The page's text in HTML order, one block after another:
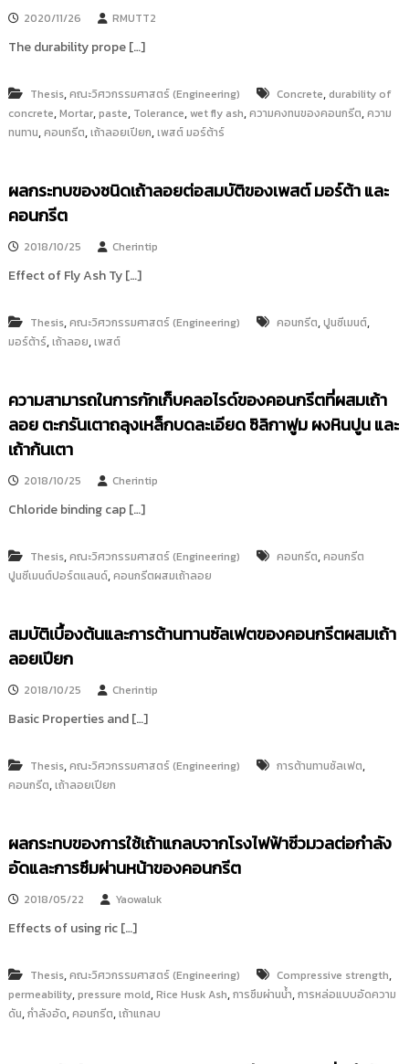
t
o
y
:
ง
ข้
มู
ล
า
น
ย
ธั
บุ
2020/11/26 RMUTT2
The durability prope […]
Thesis,คณะวิศวกรรมศาสตร์ (Engineering) Concrete,durability of
concrete,Mortar,paste, Tolerance,wet fly ash,ความคงทนของคอนกรีต,ความ
ทนทาน,คอนกรีต,เถ้าลอยเปียก,เพสต์ มอร์ต้าร์
ผลกระทบของชนิดเถ้าลอยต่อสมบัติของเพสต์ มอร์ต้า และ
คอนกรีต
2018/10/25 Cherintip
Effect of Fly Ash Ty […]
Thesis,คณะวิศวกรรมศาสตร์ (Engineering) คอนกรีต,ปูนซีเมนต์,
มอร์ต้าร์,เถ้าลอย,เพสต์
ความสามารถในการกักเก็บคลอไรด์ของคอนกรีตที่ผสมเถ้า
ลอย ตะกรันเตาถลุงเหล็กบดละเอียด ซิลิกาฟูม ผงหินปูน และ
เถ้าก้นเตา
2018/10/25 Cherintip
Chloride binding cap […]
Thesis,คณะวิศวกรรมศาสตร์ (Engineering) คอนกรีต,คอนกรีต
ปูนซีเมนต์ปอร์ตแลนด์,คอนกรีตผสมเถ้าลอย
สมบัติเบื้องต้นและการต้านทานซัลเฟตของคอนกรีตผสมเถ้า
ลอยเปียก
2018/10/25 Cherintip
Basic Properties and […]
Thesis,คณะวิศวกรรมศาสตร์ (Engineering) การต้านทานซัลเฟต,
คอนกรีต,เถ้าลอยเปียก
ผลกระทบของการใช้เถ้าแกลบจากโรงไฟฟ้าชีวมวลต่อกำลัง
อัดและการซึมผ่านหน้าของคอนกรีต
2018/05/22 Yaowaluk
Effects of using ric […]
Thesis,คณะวิศวกรรมศาสตร์ (Engineering) Compressive strength,
permeability,pressure mold,Rice Husk Ash,การซึมผ่านน้ำ,การหล่อแบบอัดความ
ดัน,กำลังอัด,คอนกรีต,เถ้าแกลบ